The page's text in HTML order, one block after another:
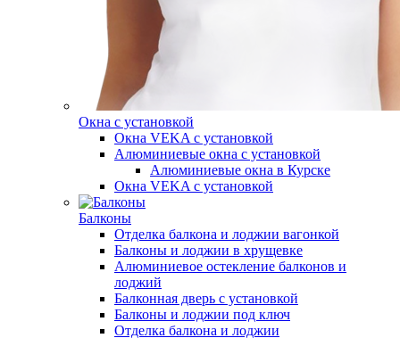
Окна с установкой
Окна VEKA с установкой
Алюминиевые окна с установкой
Алюминиевые окна в Курске
Окна VEKA с установкой
Балконы
Отделка балкона и лоджии вагонкой
Балконы и лоджии в хрущевке
Алюминиевое остекление балконов и
лоджий
Балконная дверь с установкой
Балконы и лоджии под ключ
Отделка балкона и лоджии